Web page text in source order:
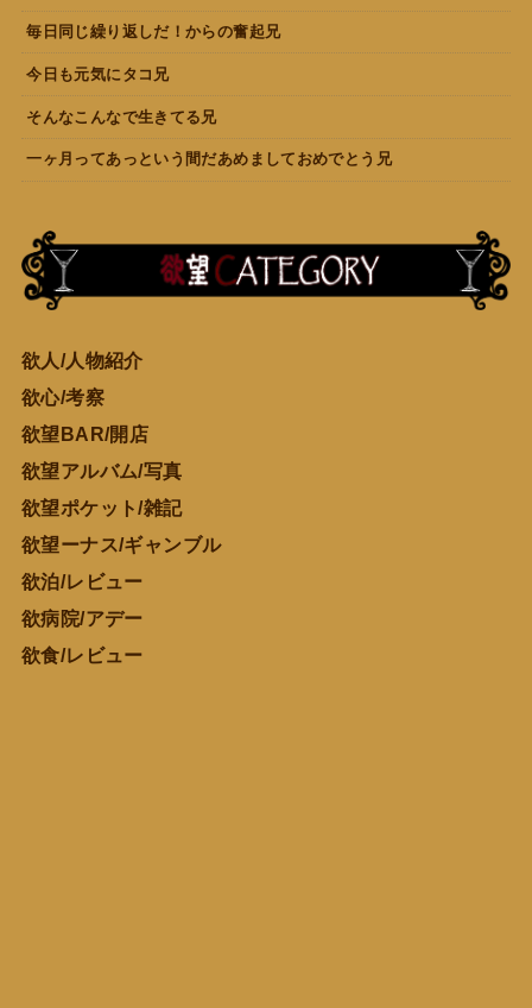
毎日同じ繰り返しだ！からの奮起兄
今日も元気にタコ兄
そんなこんなで生きてる兄
一ヶ月ってあっという間だあめましておめでとう兄
欲人/人物紹介
欲心/考察
欲望BAR/開店
欲望アルバム/写真
欲望ポケット/雑記
欲望ーナス/ギャンブル
欲泊/レビュー
欲病院/アデー
欲食/レビュー